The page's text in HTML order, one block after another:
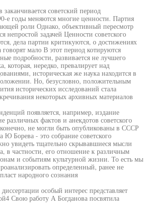
заканчивается советский период
е годы меняются многие ценности. Партия
роли Однако, объективный пересмотр
непростой задачей Ценности советского
дела партии критикуются, о достижениях
говорят мало В этот период котируются
подробности, развивается не лучшего
которая, нередко, превалирует над
историческая же наука находится в
Но, безусловно, положительным
исторических исследований стала
некоторых архивных материалов
появляется, например, издание
различных фактов и анекдотов советского
не могли быть опубликованы в СССР
Ю Борева - это собрание советского
увидеть тщательно скрывавшиеся мысли
в частности, его отношение к различным
и событиям культурной жизни. То есть мы
определенный, ранее не
народного сознания
особый интерес представляет
Свою работу А Богданова посвятила